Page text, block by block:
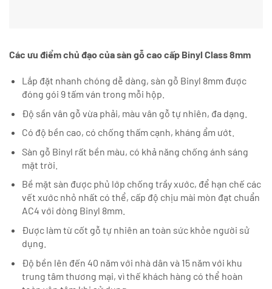
Các ưu điểm chủ đạo của sàn gỗ cao cấp Binyl Class 8mm
Lắp đặt nhanh chóng dễ dàng, sàn gỗ Binyl 8mm được
đóng gói 9 tấm ván trong mỗi hộp.
Độ sần vân gỗ vừa phải, màu vân gỗ tự nhiên, đa dạng.
Có độ bền cao, có chống thấm cạnh, kháng ẩm ướt.
Sàn gỗ Binyl rất bền màu, có khả năng chống ánh sáng
mặt trời.
Bề mặt sàn được phủ lớp chống trầy xước, để hạn chế các
vết xước nhỏ nhất có thể, cấp độ chịu mài mòn đạt chuẩn
AC4 với dòng Binyl 8mm.
Được làm từ cốt gỗ tự nhiên an toàn sức khỏe người sử
dụng.
Độ bền lên đến 40 năm với nhà dân và 15 năm với khu
trung tâm thương mại, vì thế khách hàng có thể hoàn